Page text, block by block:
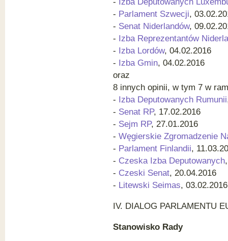
- Parlament Szwecji,
- Senat Niderlandów,
- Izba Reprezentantów
- Izba Lordów, 04.02.2016
- Izba Gmin, 04.02.2016
oraz
8 innych opinii, w tym 7 w
- Izba Deputowanych Rumunii
- Senat RP, 17.02.2016
- Sejm RP, 27.01.2016
- Węgierskie Zgromadzenie
- Parlament Finlandii,
- Czeska Izba Deputowanych
- Czeski Senat, 20.04.2016
- Litewski Seimas, 03.02.2016
IV. DIALOG PARLAMENTU
Stanowisko Rady